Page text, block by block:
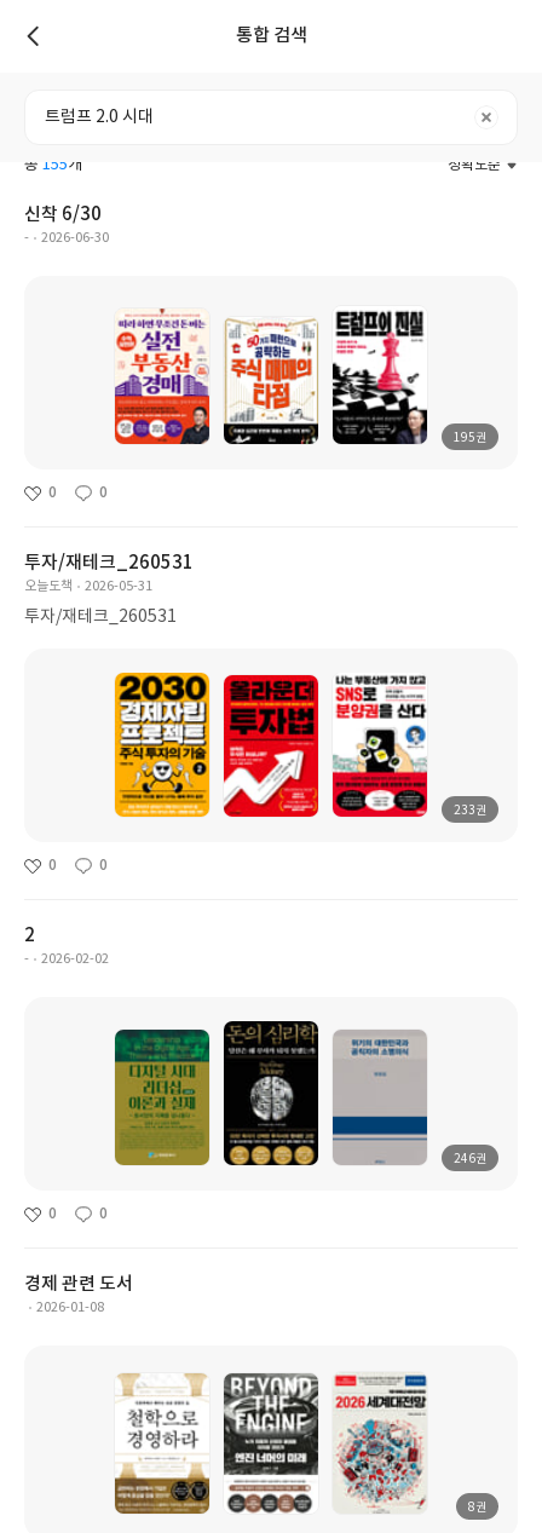
통합 검색
도서
총 155개 정확도순
신착 6/30
- 2026-06-30
195권
0 0
투자/재테크_260531
오늘도책 2026-05-31
투자/재테크_260531
233권
0 0
2
- 2026-02-02
246권
0 0
경제 관련 도서
2026-01-08
8권